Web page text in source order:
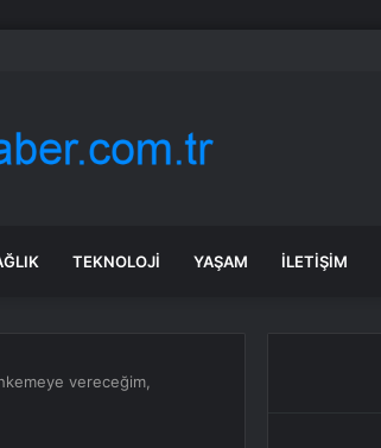
200 belediye başkanı YENİ Parti’ye geçecek
TEKNOLOJI YAŞAM İLETIŞIM
vereceğim,